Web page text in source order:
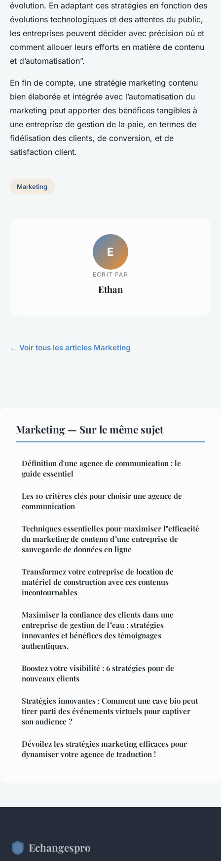
évolution. En adaptant ces stratégies en fonction des
évolutions technologiques et des attentes du public,
les entreprises peuvent décider avec précision où et
comment allouer leurs efforts en matière de contenu
et d’automatisation”.
En fin de compte, une stratégie marketing contenu
bien élaborée et intégrée avec l’automatisation du
marketing peut apporter des bénéfices tangibles à
une entreprise de gestion de la paie, en termes de
fidélisation des clients, de conversion, et de
satisfaction client.
Marketing
E
ECRIT PAR
Ethan
← Voir tous les articles Marketing
Marketing — Sur le même sujet
Définition d'une agence de communication : le
guide essentiel
Les 10 critères clés pour choisir une agence de
communication
Techniques essentielles pour maximiser l"efficacité
du marketing de contenu d"une entreprise de
sauvegarde de données en ligne
Transformez votre entreprise de location de
matériel de construction avec ces contenus
incontournables
Maximiser la confiance des clients dans une
entreprise de gestion de l"eau : stratégies
innovantes et bénéfices des témoignages
authentiques.
Boostez votre visibilité : 6 stratégies pour de
nouveaux clients
Stratégies innovantes : Comment une cave bio peut
tirer parti des événements virtuels pour captiver
son audience ?
Dévoilez les stratégies marketing efficaces pour
dynamiser votre agence de traduction !
Echangespro